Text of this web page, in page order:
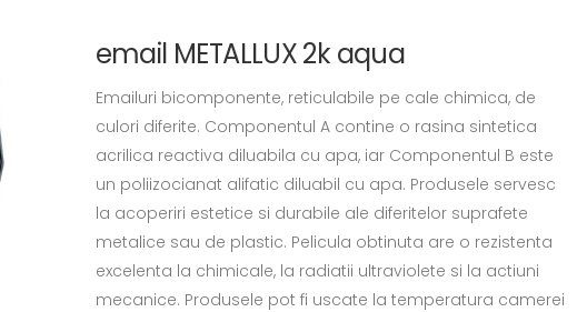
email METALLUX 2k aqua
Emailuri bicomponente, reticulabile pe cale chimica, de
culori diferite. Componentul A contine o rasina sintetica
acrilica reactiva diluabila cu apa, iar Componentul B este
un poliizocianat alifatic diluabil cu apa. Produsele servesc
la acoperiri estetice si durabile ale diferitelor suprafete
metalice sau de plastic. Pelicula obtinuta are o rezistenta
excelenta la chimicale, la radiatii ultraviolete si la actiuni
mecanice. Produsele pot fi uscate la temperatura camerei